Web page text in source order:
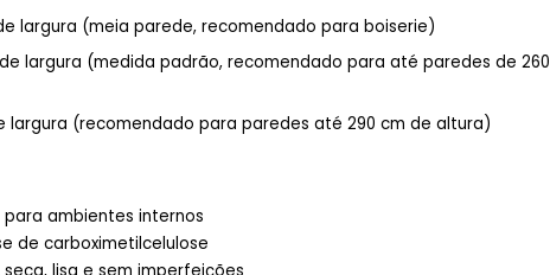
largura (meia parede, recomendado para boiserie)
largura (medida padrão, recomendado para até paredes de 260
largura (recomendado para paredes até 290 cm de altura)
ambientes internos
de carboximetilcelulose